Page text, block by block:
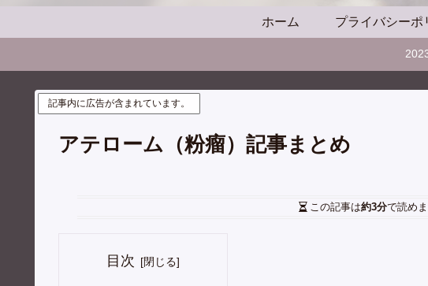
ホーム プライバシーポ
記事内に広告が含まれています。
アテローム（粉瘤）記事まとめ
この記事は約3分で読めま
目次